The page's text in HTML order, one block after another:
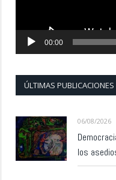
00:00
ÚLTIMAS PUBLICACIONES
06/08/2026
los